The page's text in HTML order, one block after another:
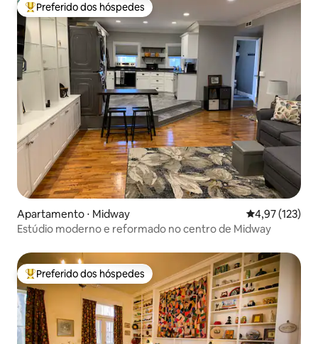
Entre os melhores preferidos dos hóspedes
Preferido dos hóspedes
Apartamento ⋅ Midway 4,97 de uma
4,97 (123)
Estúdio moderno e reformado no centro de Midway
Entre os melhores preferidos dos hóspedes
Preferido dos hóspedes